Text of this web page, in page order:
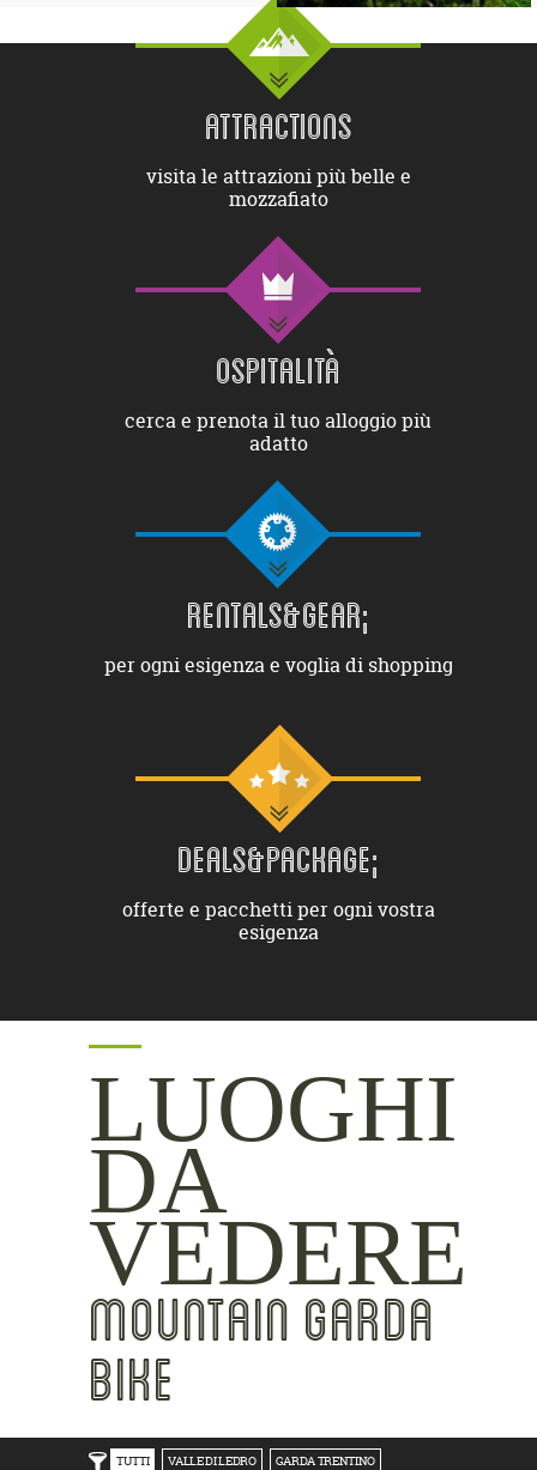
ATTRACTIONS
visita le attrazioni più belle e
mozzafiato
OSPITALITÀ
cerca e prenota il tuo alloggio più
adatto
RENTALS&GEAR;
per ogni esigenza e voglia di shopping
DEALS&PACKAGE;
offerte e pacchetti per ogni vostra
esigenza
LUOGHI
DA
VEDERE
MOUNTAIN GARDA
BIKE
TUTTI VALLE DI LEDRO GARDA TRENTINO